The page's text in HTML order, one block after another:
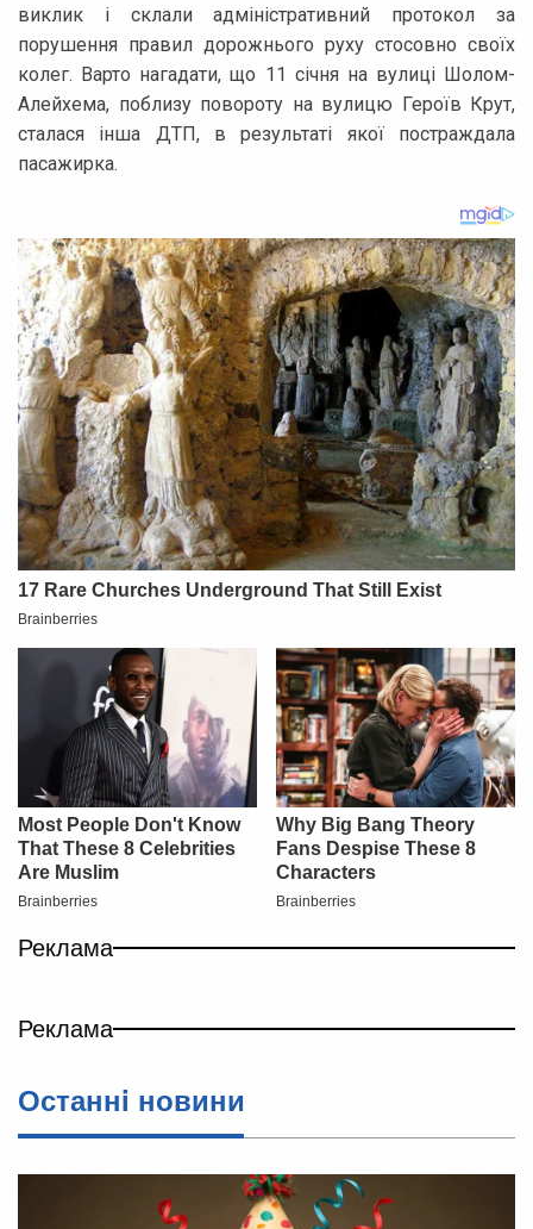
виклик і склали адміністративний протокол за
порушення правил дорожнього руху стосовно своїх
колег. Варто нагадати, що 11 січня на вулиці Шолом-
Алейхема, поблизу повороту на вулицю Героїв Крут,
сталася інша ДТП, в результаті якої постраждала
пасажирка.
Реклама
Реклама
Останнi новини